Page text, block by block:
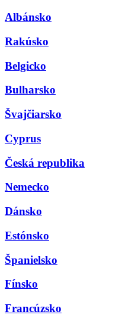
Albánsko
Rakúsko
Belgicko
Bulharsko
Švajčiarsko
Cyprus
Česká republika
Nemecko
Dánsko
Estónsko
Španielsko
Fínsko
Francúzsko